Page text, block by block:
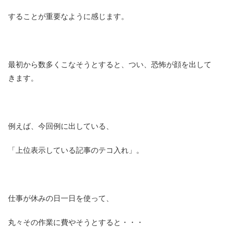
することが重要なように感じます。
最初から数多くこなそうとすると、つい、恐怖が顔を出して
きます。
例えば、今回例に出している、
「上位表示している記事のテコ入れ」。
仕事が休みの日一日を使って、
丸々その作業に費やそうとすると・・・